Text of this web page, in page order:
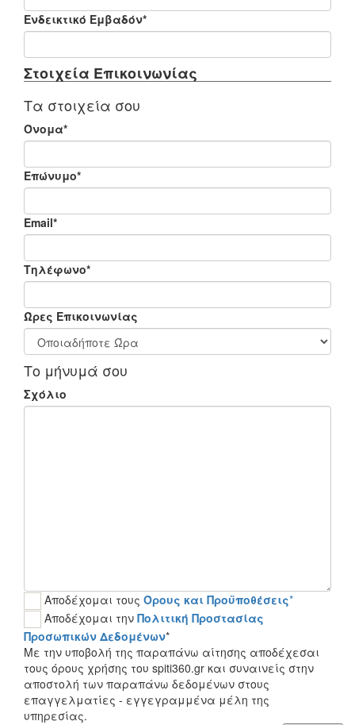
Ενδεικτικό Εμβαδόν*
Στοιχεία Επικοινωνίας
Τα στοιχεία σου
Όνομα*
Επώνυμο*
Email*
Τηλέφωνο*
Ώρες Επικοινωνίας
Το μήνυμά σου
Σχόλιο
Αποδέχομαι τους Όρους και Προϋποθέσεις*
Αποδέχομαι την Πολιτική Προστασίας
Προσωπικών Δεδομένων*
Με την υποβολή της παραπάνω αίτησης αποδέχεσαι
τους όρους χρήσης του spiti360.gr και συναινείς στην
αποστολή των παραπάνω δεδομένων στους
επαγγελματίες - εγγεγραμμένα μέλη της
υπηρεσίας.